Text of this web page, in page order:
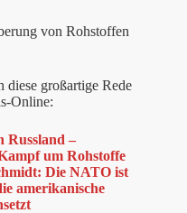
von Rohstoffen
diese großartige Rede
Online:
Russland –
um Rohstoffe
Die NATO ist
amerikanische